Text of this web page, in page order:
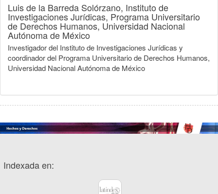
Luis de la Barreda Solórzano, Instituto de
Investigaciones Jurídicas, Programa Universitario
de Derechos Humanos, Universidad Nacional
Autónoma de México
Investigador del Instituto de Investigaciones Jurídicas y
coordinador del Programa Universitario de Derechos Humanos,
Universidad Nacional Autónoma de México
Indexada en: